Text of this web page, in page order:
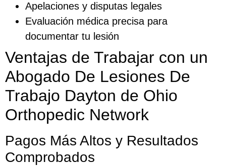
Apelaciones y disputas legales
Evaluación médica precisa para
documentar tu lesión
Ventajas de Trabajar con un
Abogado De Lesiones De
Trabajo Dayton de Ohio
Orthopedic Network
Pagos Más Altos y Resultados
Comprobados